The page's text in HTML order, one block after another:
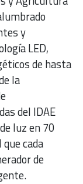
y
LED,
de hasta
la
del IDAE
luz en 70
cada
de